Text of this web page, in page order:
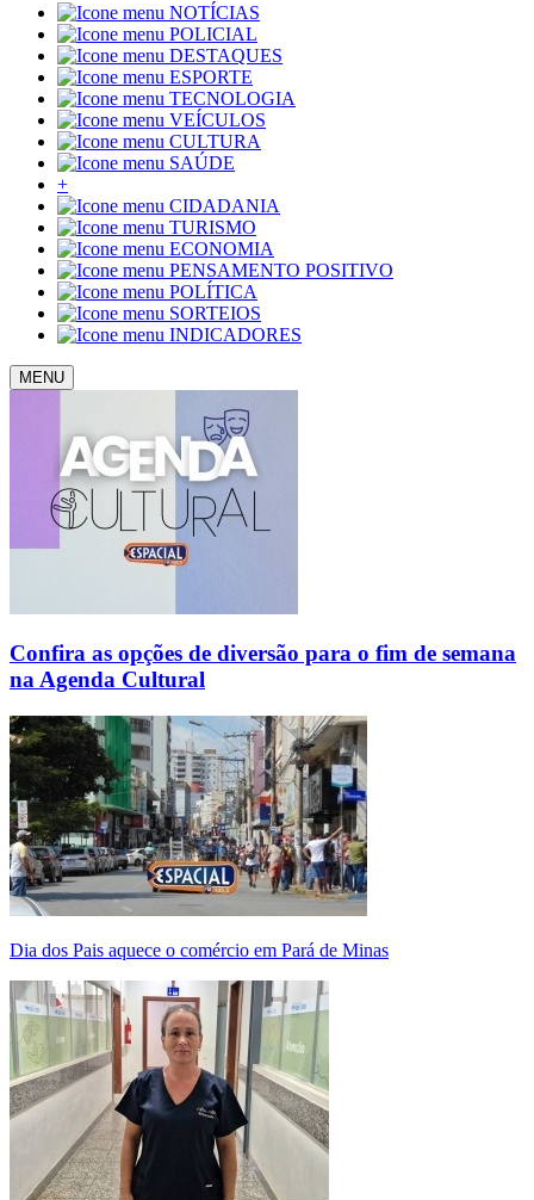
NOTÍCIAS
POLICIAL
DESTAQUES
ESPORTE
TECNOLOGIA
VEÍCULOS
CULTURA
SAÚDE
+
CIDADANIA
TURISMO
ECONOMIA
PENSAMENTO POSITIVO
POLÍTICA
SORTEIOS
INDICADORES
MENU
Confira as opções de diversão para o fim de semana
na Agenda Cultural
Dia dos Pais aquece o comércio em Pará de Minas